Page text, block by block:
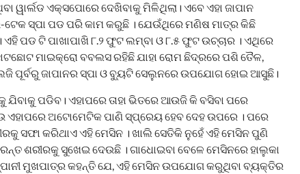
ଏକ୍ସପୋରେ ଦେଖିବାକୁ ମିଳିଥିଲା। ଏବେ ଏହା ଜାପାନ
ଟେକ ସ୍ପା ପଡ ପରି କାମ କରୁଛି । ଯେଉଁଥିରେ ମଣିଷ ମାତ୍ର କିଛି
ପଡ ଟି ପାଖାପାଖି ୮.୨ ଫୁଟ ଲମ୍ବା ଓ ୮.୫ ଫୁଟ ଉଚ୍ଚାର । ଏଥିରେ
ମାଇକ୍ରୋ ବବଲସ ରହିଛି ଯାହା ରୋମ ଛିଦ୍ରରେ ପଶି ତୈଳ,
ପୂର୍ବରୁ ଜାପାନର ସ୍ପା ଓ ବ୍ୟୁଟି ସେଲୁନରେ ଉପଯୋଗ ହୋଇ ଆସୁଛି।
ପଡିବ। ଏହାପରେ ତାହା ଭିତରେ ଆଉଜି କି ବସିବା ପରେ
ଅଟୋମେଟିକ ପାଣି ସ୍ପ୍ରେୟ ହେବ ଦେହ ଉପରେ । ପରେ
ସଫା କରିଥାଏ ଏହି ମେସିନ । ଖାଲି ସେତିକି ନୁହେଁ ଏହି ମେସିନ ପୁଣି
ଶରୀରକୁ ସୁଖେଇ ଦେଉଛି । ଗାଧୋଇବା ବେଳେ ମେସିନରେ ହାଲୁକା
ମୁଖପାତ୍ର କହନ୍ତି ଯେ, ଏହି ମେସିନ ଉପଯୋଗ କରୁଥିବା ବ୍ୟକ୍ତିର